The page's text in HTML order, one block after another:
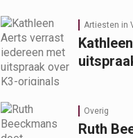
Artiesten in
Overig
Ruth